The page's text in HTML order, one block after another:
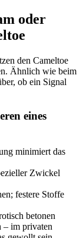
oder
den Cameltoe
Ähnlich wie beim
ob ein Signal
eines
minimiert das
Zwickel
festere Stoffe
betonen
– im privaten